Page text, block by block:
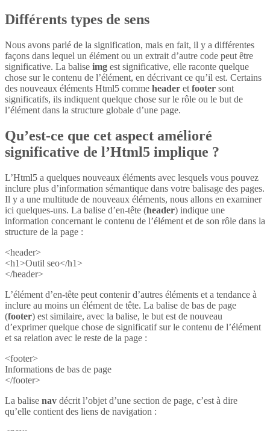
Différents types de sens
Nous avons parlé de la signification, mais en fait, il y a différentes
façons dans lequel un élément ou un extrait d’autre code peut être
significative. La balise img est significative, elle raconte quelque
chose sur le contenu de l’élément, en décrivant ce qu’il est. Certains
des nouveaux éléments Html5 comme header et footer sont
significatifs, ils indiquent quelque chose sur le rôle ou le but de
l’élément dans la structure globale d’une page.
Qu’est-ce que cet aspect amélioré
significative de l’Html5 implique ?
L’Html5 a quelques nouveaux éléments avec lesquels vous pouvez
inclure plus d’information sémantique dans votre balisage des pages.
Il y a une multitude de nouveaux éléments, nous allons en examiner
ici quelques-uns. La balise d’en-tête (header) indique une
information concernant le contenu de l’élément et de son rôle dans la
structure de la page :
<header>
<h1>Outil seo</h1>
</header>
L’élément d’en-tête peut contenir d’autres éléments et a tendance à
inclure au moins un élément de tête. La balise de bas de page
(footer) est similaire, avec la balise, le but est de nouveau
d’exprimer quelque chose de significatif sur le contenu de l’élément
et sa relation avec le reste de la page :
<footer>
Informations de bas de page
</footer>
La balise nav décrit l’objet d’une section de page, c’est à dire
qu’elle contient des liens de navigation :